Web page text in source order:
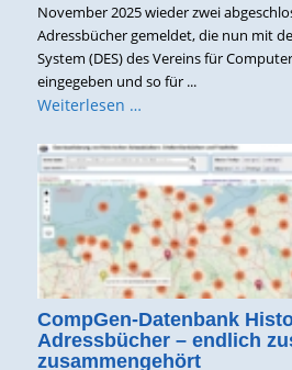
November 2025 wieder zwei
Adressbücher gemeldet, die nun mit
System (DES) des Vereins für
eingegeben und so für ...
Weiterlesen …
CompGen-Datenbank
Adressbücher – endlich
zusammengehört